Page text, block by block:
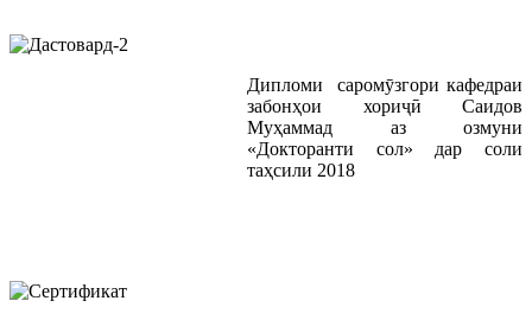
Дипломи саромӯзгори кафедраи
забонҳои хориҷӣ Саидов
Муҳаммад аз озмуни
«Докторанти сол» дар соли
таҳсили 2018